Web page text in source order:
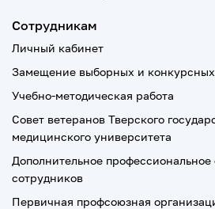
Сотрудникам
Личный кабинет
Замещение выборных и
Учебно-методическая работа
Совет ветеранов Тверского
медицинского университета
Дополнительное профессиональное
сотрудников
Первичная профсоюзная